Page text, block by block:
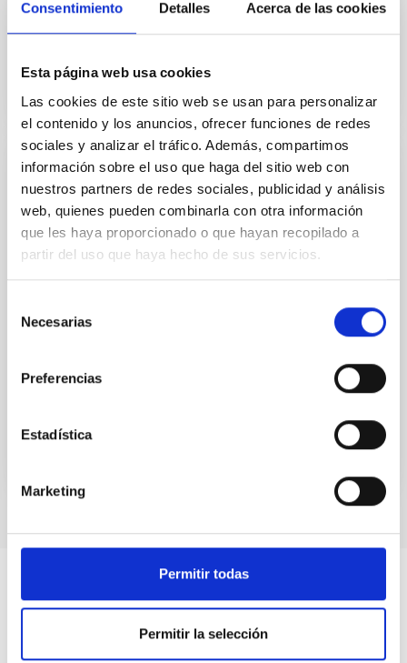
Consentimiento Detalles Acerca de las cookies
Esta página web usa cookies
Las cookies de este sitio web se usan para personalizar
el contenido y los anuncios, ofrecer funciones de redes
sociales y analizar el tráfico. Además, compartimos
información sobre el uso que haga del sitio web con
nuestros partners de redes sociales, publicidad y análisis
web, quienes pueden combinarla con otra información
que les haya proporcionado o que hayan recopilado a
partir del uso que haya hecho de sus servicios.
Necesarias
Preferencias
Estadística
Marketing
Permitir todas
Permitir la selección
In-force date 02/01/2017
12/31/2020
Not in force
Adenda al Convenio de colaboración entre
el IAC, Fundación CajaCanarias y Fundación
La Caixa para el programa internacional de
Becas de Doctorado
El objeto es la adhesión de la Fundación CajaCanarias
2013 con la finalidad de colaborar conjuntamente en
In-force date